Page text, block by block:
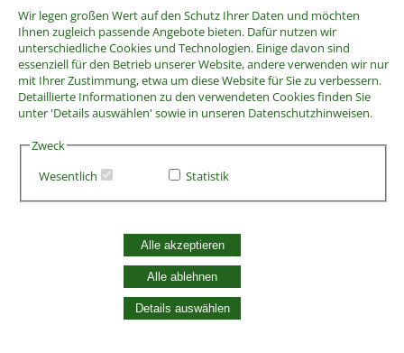
Wir legen großen Wert auf den Schutz Ihrer Daten und möchten
Ihnen zugleich passende Angebote bieten. Dafür nutzen wir
unterschiedliche Cookies und Technologien. Einige davon sind
essenziell für den Betrieb unserer Website, andere verwenden wir nur
mit Ihrer Zustimmung, etwa um diese Website für Sie zu verbessern.
Detaillierte Informationen zu den verwendeten Cookies finden Sie
unter 'Details auswählen' sowie in unseren Datenschutzhinweisen.
Zweck
Wesentlich
Statistik
Alle akzeptieren
Alle ablehnen
Details auswählen
AGB
Vertrag widerrufen
Datenschutzerklärung
Zahlung und Versand
Batterieentsorgung
Widerruf Cookie-Einwilligung